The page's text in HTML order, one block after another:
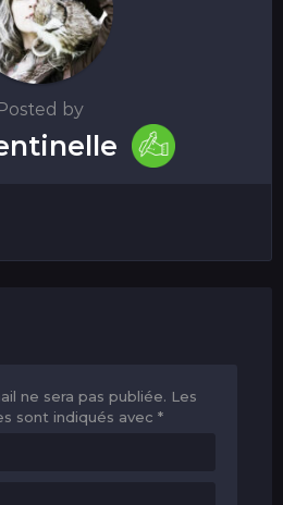
by
ne sera pas publiée. Les
sont indiqués avec *